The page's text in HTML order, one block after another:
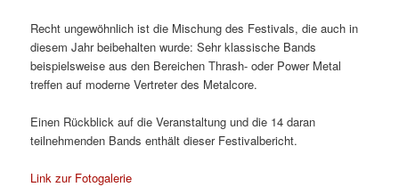
Recht ungewöhnlich ist die Mischung des Festivals, die auch in
diesem Jahr beibehalten wurde: Sehr klassische Bands
beispielsweise aus den Bereichen Thrash- oder Power Metal
treffen auf moderne Vertreter des Metalcore.
Einen Rückblick auf die Veranstaltung und die 14 daran
teilnehmenden Bands enthält dieser Festivalbericht.
Link zur Fotogalerie